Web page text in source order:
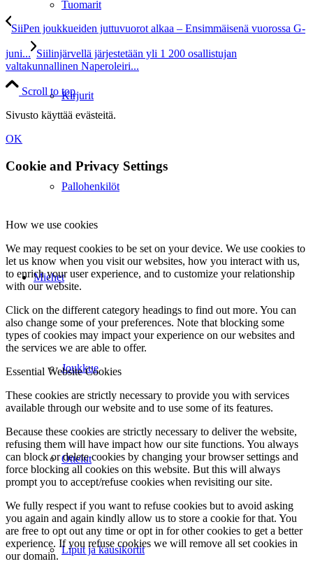
Tuomarit
Kirjurit
Pallohenkilöt
Miehet
Joukkue
Ottelut
Liput ja kausikortit
SiiPen joukkueiden juttuvuorot alkaa – Ensimmäisenä vuorossa G-
juni... Siilinjärvellä järjestetään yli 1 200 osallistujan
valtakunnallinen Naperoleiri...
Scroll to top
Sivusto käyttää evästeitä.
OK
Cookie and Privacy Settings
How we use cookies
We may request cookies to be set on your device. We use cookies to
let us know when you visit our websites, how you interact with us,
to enrich your user experience, and to customize your relationship
with our website.
Click on the different category headings to find out more. You can
also change some of your preferences. Note that blocking some
types of cookies may impact your experience on our websites and
the services we are able to offer.
Essential Website Cookies
These cookies are strictly necessary to provide you with services
available through our website and to use some of its features.
Because these cookies are strictly necessary to deliver the website,
refusing them will have impact how our site functions. You always
can block or delete cookies by changing your browser settings and
force blocking all cookies on this website. But this will always
prompt you to accept/refuse cookies when revisiting our site.
We fully respect if you want to refuse cookies but to avoid asking
you again and again kindly allow us to store a cookie for that. You
are free to opt out any time or opt in for other cookies to get a better
experience. If you refuse cookies we will remove all set cookies in
our domain.